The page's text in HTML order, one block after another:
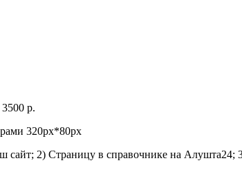
р.
320px*80px
сайт; 2) Страницу в справочнике на